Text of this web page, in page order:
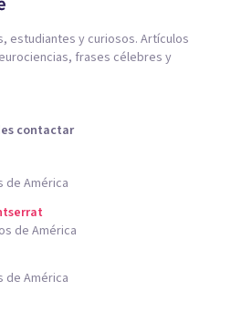
estudiantes y curiosos. Artículos
frases célebres y
contactar
de América
de América
de América